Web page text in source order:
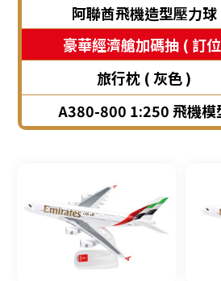
阿聯酋飛機造型壓力球
豪華經濟艙加碼抽 ( 訂
旅行枕 ( 灰色 )
A380-800 1:250 飛機模